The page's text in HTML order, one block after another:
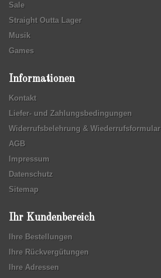
Sale
Straight Outta Lager
Musik
Games
Informationen
Kontakt
Liefer- und Zahlungsbedingungen
Widerrufsbelehrung & Wiederrufsformular
AGB
Impressum
Datenschutz
Sitemap
Ihr Kundenbereich
Ihre Bestellungen
Ihre Rückvergütungen
Ihre Adressen